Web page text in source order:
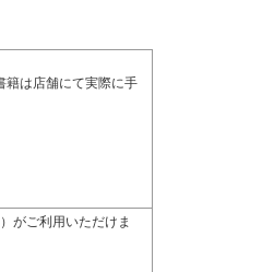
籍は店舗にて実際に手
がご利用いただけま